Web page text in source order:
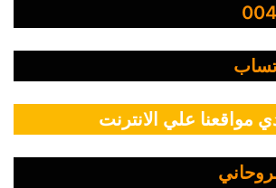
مواقعنا علي الانترنت